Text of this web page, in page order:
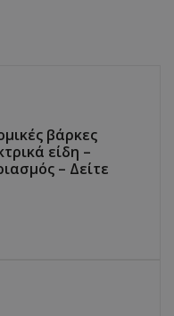
βάρκες
είδη –
– Δείτε